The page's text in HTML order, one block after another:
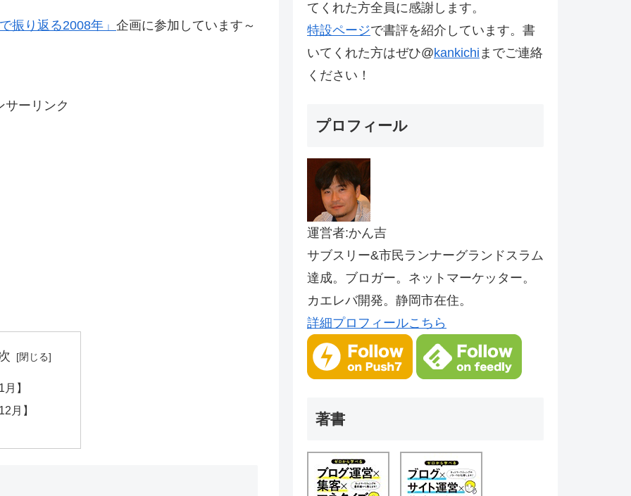
振り返る2008年」 企画に参加しています～
サーリンク
月】
12月】
てくれた方全員に感謝します。
特設ページで書評を紹介しています。書
いてくれた方はぜひ@kankichi までご連絡
ください！
プロフィール
運営者:かん吉
サブスリー&市民ランナーグランドスラム
達成。ブロガー。ネットマーケッター。
カエレバ開発。静岡市在住。
詳細プロフィールこちら
著書